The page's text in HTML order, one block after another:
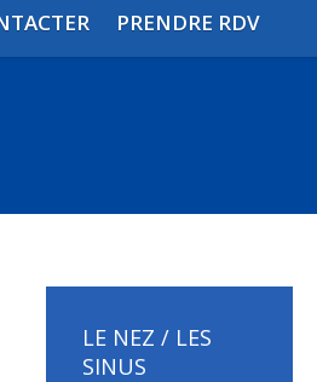
PRENDRE RDV
LE NEZ / LES
SINUS